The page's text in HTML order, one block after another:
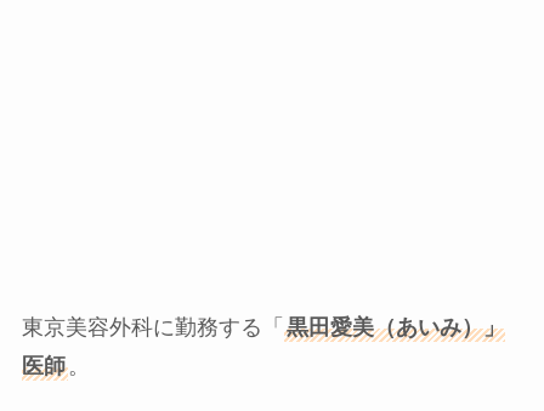
東京美容外科に勤務する「 黒田愛美（あいみ）」
医師。